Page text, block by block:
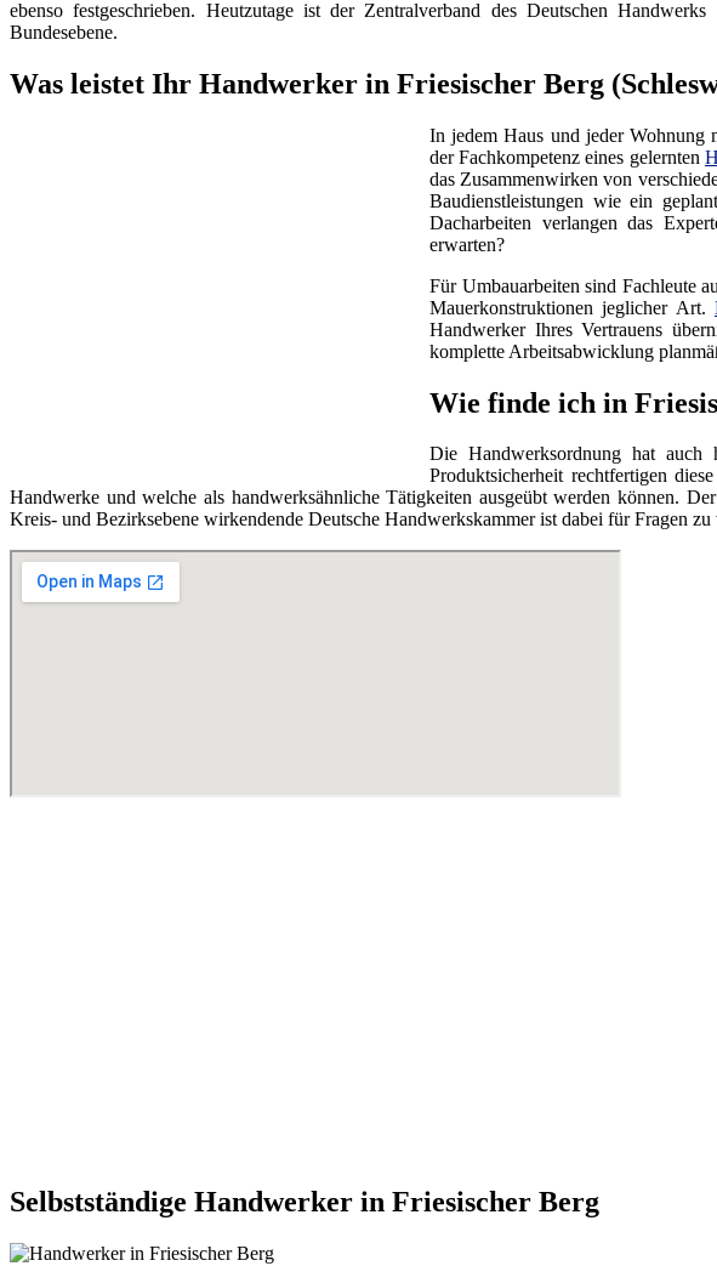
ebenso festgeschrieben. Heutzutage ist der Zentralverband des Deutschen
Bundesebene.
Was leistet Ihr Handwerker in Friesischer Berg
In jedem Haus und jeder Wohnung
der Fachkompetenz eines gelernten
das Zusammenwirken von
Baudienstleistungen wie ein
Dacharbeiten verlangen das
erwarten?
Für Umbauarbeiten sind Fachleute
Mauerkonstruktionen jeglicher Art.
Handwerker Ihres Vertrauens
komplette Arbeitsabwicklung
Wie finde ich in
Die Handwerksordnung hat auch
Produktsicherheit rechtfertigen
Handwerke und welche als handwerksähnliche Tätigkeiten ausgeübt werden können.
Kreis- und Bezirksebene wirkendende Deutsche Handwerkskammer ist dabei für Fragen
Selbstständige Handwerker in Friesischer Berg